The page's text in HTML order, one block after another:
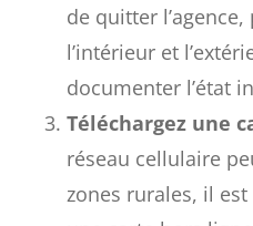
de quitter
l’intérieur et
documenter l’état
Téléchargez une
réseau cellulaire
zones rurales, il